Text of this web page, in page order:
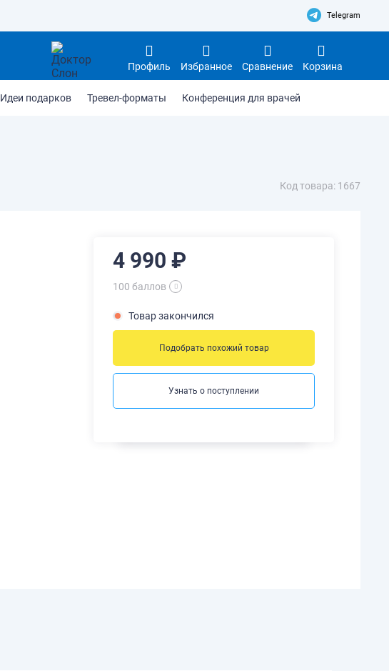
Telegram
Профиль Избранное Сравнение Корзина
Идеи подарков Тревел-форматы Конференция для врачей
Код товара: 1667
4 990 ₽
100 баллов
Товар закончился
Подобрать похожий товар
Узнать о поступлении